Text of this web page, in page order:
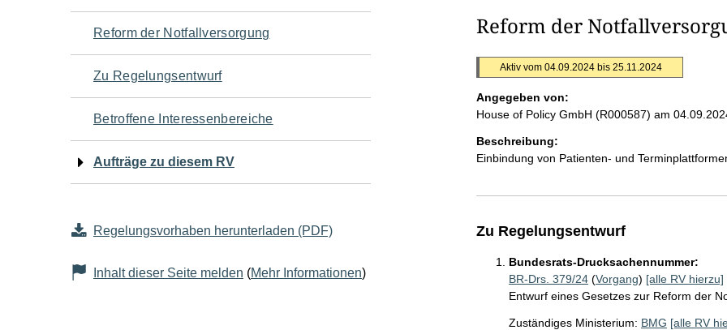
Navigation
für
den
Seiteninhalt
Reform der Notfallversorgung
Zu Regelungsentwurf
Betroffene Interessenbereiche
Aufträge zu diesem RV
Regelungsvorhaben herunterladen (PDF)
Inhalt dieser Seite melden (Mehr Informationen)
Reform der
Aktiv vom 04.09.2024 bis 25.11.2024
Angegeben von:
House of Policy GmbH (R000587) am
Beschreibung:
Einbindung von Patienten- und
Zu Regelungsentwurf
Bundesrats-Drucksachennummer:
BR-Drs. 379/24(Vorgang) [alle RV hierzu]
Entwurf eines Gesetzes zur Reform der
Zuständiges Ministerium: BMG [alle RV